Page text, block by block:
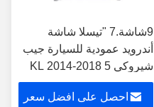
9شاشة.7 "تيسلا شاشة
أندرويد عمودية للسيارة جيب
شيروكي 5 KL 2014-2018
سيارات الوسائط المتعددة
ستيريو جي بي إس Carplay
احصل على افضل سعر